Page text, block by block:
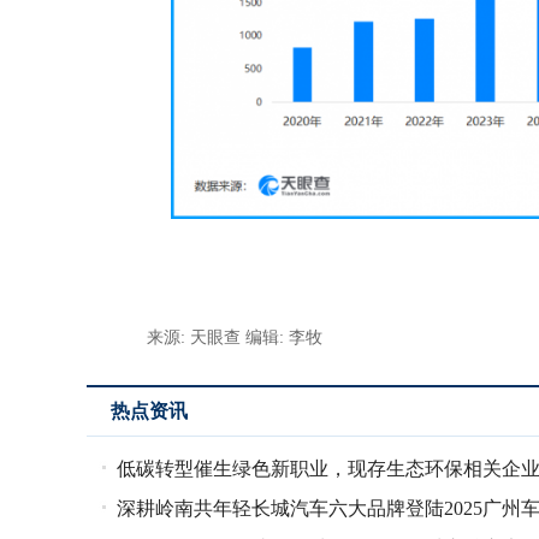
来源: 天眼查 编辑: 李牧
热点资讯
低碳转型催生绿色新职业，现存生态环保相关企业
超234万家
深耕岭南共年轻长城汽车六大品牌登陆2025广州车